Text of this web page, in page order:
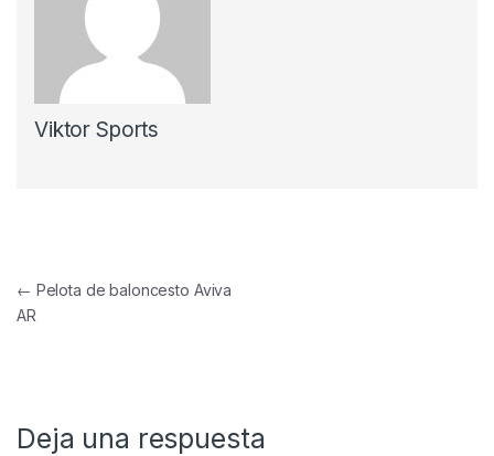
Viktor Sports
Navegación de entradas
← Pelota de baloncesto Aviva
AR
Deja una respuesta